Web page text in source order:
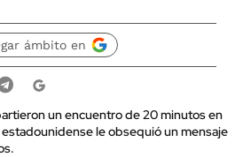
ámbito en
un encuentro de 20 minutos en
le obsequió un mensaje